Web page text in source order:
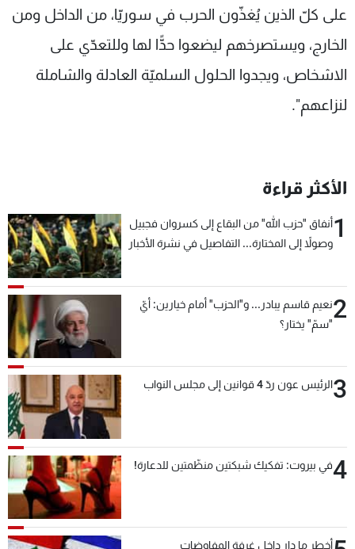
على كلّ الذين يُغذّون الحرب في سوريّا، من الداخل ومن
الخارج، ويستصرخهم ليضعوا حدًّا لها وللتعدّي على
الاشخاص، ويجدوا الحلول السلميّة العادلة والشاملة
لنزاعهم".
الأكثر قراءة
1أنفاق "حزب الله" من البقاع إلى كسروان فجبيل
وصولاً إلى المختارة... التفاصيل في نشرة الأخبار
2نعيم قاسم يبادر... و"الحزب" أمام خيارين: أيّ
"سمّ" يختار؟
3الرئيس عون ردّ 4 قوانين إلى مجلس النواب
4في بيروت: تفكيك شبكتين منظّمتين للدعارة!
أخطر ما دار داخل غرفة المفاوضات